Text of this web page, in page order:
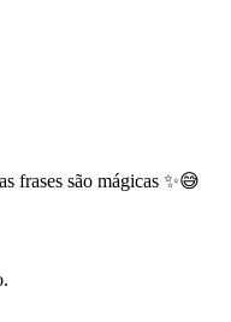
frases são mágicas ✨😅